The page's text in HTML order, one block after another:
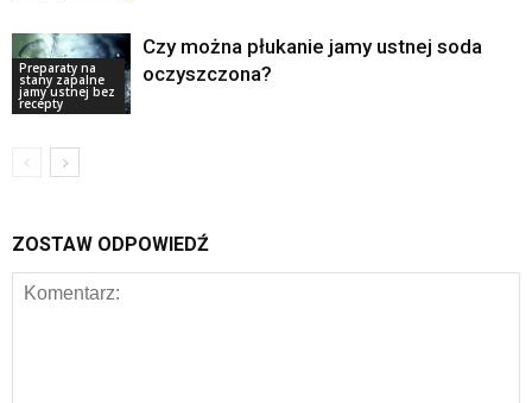
Preparaty na
stany zapalne
jamy ustnej bez
recepty
Czy można płukanie jamy ustnej soda
oczyszczona?
ZOSTAW ODPOWIEDŹ